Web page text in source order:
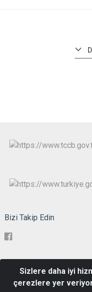
Bizi Takip Edin
Sizlere daha iyi
çerezlere yer